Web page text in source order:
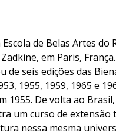
de Belas Artes do
em Paris,
seis edições das
1955, 1959, 1965 e
1955. De volta ao
um curso de extensão
nessa mesma